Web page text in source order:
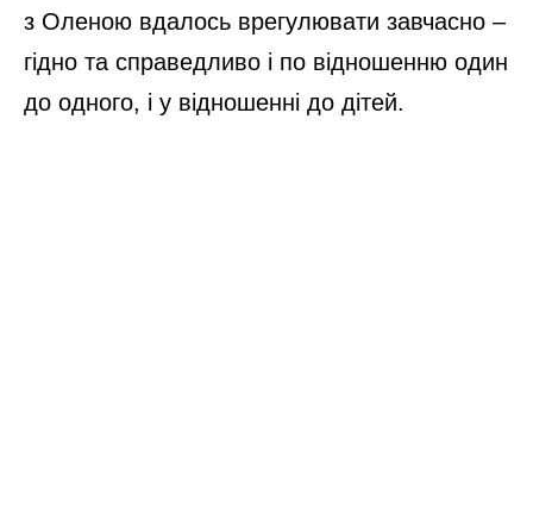
з Оленою вдалось врегулювати завчасно –
гідно та справедливо і по відношенню один
до одного, і у відношенні до дітей.